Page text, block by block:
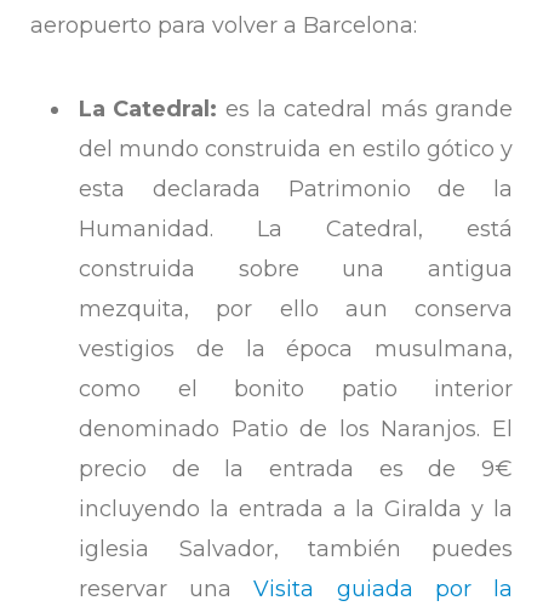
aeropuerto para volver a Barcelona:
La Catedral: es la catedral más grande
del mundo construida en estilo gótico y
esta declarada Patrimonio de la
Humanidad. La Catedral, está
construida sobre una antigua
mezquita, por ello aun conserva
vestigios de la época musulmana,
como el bonito patio interior
denominado Patio de los Naranjos. El
precio de la entrada es de 9€
incluyendo la entrada a la Giralda y la
iglesia Salvador, también puedes
reservar unaVisita guiada por la